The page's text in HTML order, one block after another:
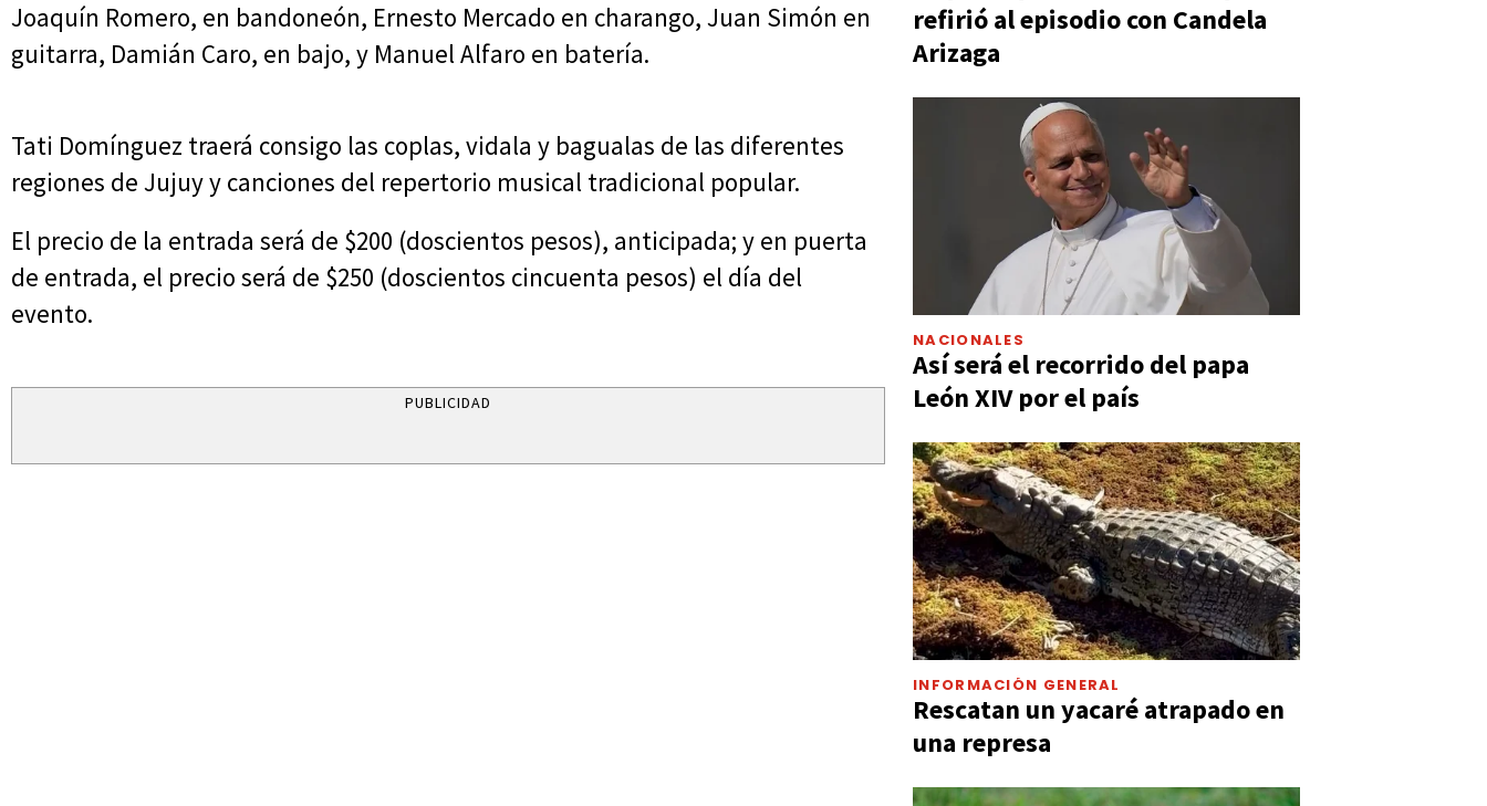
Joaquín Romero, en bandoneón, Ernesto Mercado en charango, Juan Simón en
guitarra, Damián Caro, en bajo, y Manuel Alfaro en batería.
Tati Domínguez traerá consigo las coplas, vidala y bagualas de las diferentes
regiones de Jujuy y canciones del repertorio musical tradicional popular.
El precio de la entrada será de $200 (doscientos pesos), anticipada; y en puerta
de entrada, el precio será de $250 (doscientos cincuenta pesos) el día del
evento.
PUBLICIDAD
refirió al episodio con Candela
Arizaga
NACIONALES
Así será el recorrido del papa
León XIV por el país
INFORMACIÓN GENERAL
Rescatan un yacaré atrapado en
una represa